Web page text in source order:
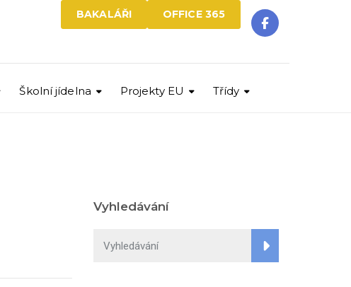
OFFICE 365
BAKALÁŘI
Školní jídelna Projekty EU Třídy
Vyhledávání